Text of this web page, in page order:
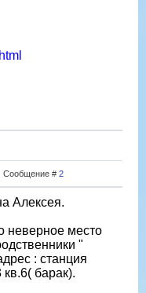
Сообщение # 2
Алексея.
неверное место
"
: станция
барак).